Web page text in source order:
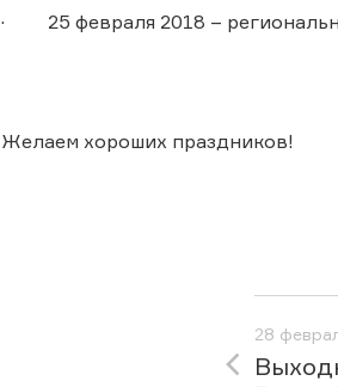
· 25 февраля 2018 –
Желаем хороших праздников!
28